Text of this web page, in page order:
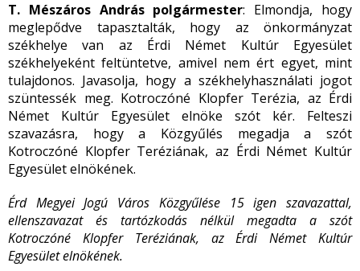
T. Mészáros András polgármester: Elmondja, hogy
meglepődve tapasztalták, hogy az önkormányzat
székhelye van az Érdi Német Kultúr Egyesület
székhelyeként feltüntetve, amivel nem ért egyet, mint
tulajdonos. Javasolja, hogy a székhelyhasználati jogot
szüntessék meg. Kotroczóné Klopfer Terézia, az Érdi
Német Kultúr Egyesület elnöke szót kér. Felteszi
szavazásra, hogy a Közgyűlés megadja a szót
Kotroczóné Klopfer Teréziának, az Érdi Német Kultúr
Egyesület elnökének.
Érd Megyei Jogú Város Közgyűlése 15 igen szavazattal,
ellenszavazat és tartózkodás nélkül megadta a szót
Kotroczóné Klopfer Teréziának, az Érdi Német Kultúr
Egyesület elnökének.